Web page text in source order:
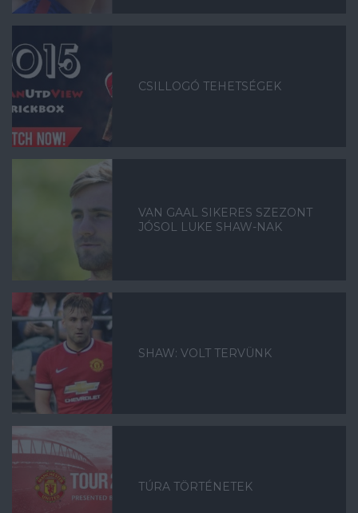
CSILLOGÓ TEHETSÉGEK
VAN GAAL SIKERES SZEZONT
JÓSOL LUKE SHAW-NAK
SHAW: VOLT TERVÜNK
TÚRA TÖRTÉNETEK